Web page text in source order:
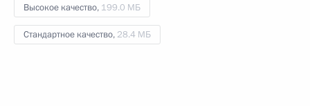
Высокое качество, 199.0 МБ
Стандартное качество, 28.4 МБ